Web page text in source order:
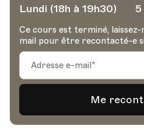
Lundi (18h à 19h30) 5
Ce cours est terminé,
mail pour être recontacté-e